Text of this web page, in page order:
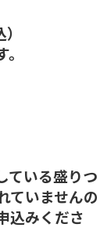
ている盛りつ
ていませんの
込みくださ